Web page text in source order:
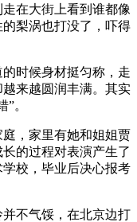
在大街上看到谁都像
梨涡也打没了，吓得
时候身材挺匀称，走
来越圆润丰满。其实
。
，家里有她和姐姐贾
的过程对表演产生了
校，毕业后决心报考
不气馁，在北京边打